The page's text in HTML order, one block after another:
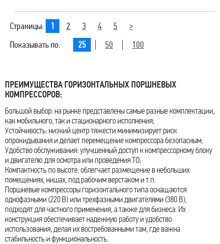
Страницы: 1 2 3 4 5
>
Показывать по:
25 50 100
ПРЕИМУЩЕСТВА ГОРИЗОНТАЛЬНЫХ ПОРШНЕВЫХ
КОМПРЕССОРОВ:
Большой выбор: на рынке представлены самые разные комплектации,
как мобильного, так и стационарного исполнения;
Устойчивость: низкий центр тяжести минимизирует риск
опрокидывания и делает перемещение компрессора безопасным;
Удобство обслуживания: улучшенный доступ к компрессорному блоку
и двигателю для осмотра или проведения ТО;
Компактность по высоте: облегчает размещение в небольших
помещениях, нишах, под рабочим верстаком и т.п.
Поршневые компрессоры горизонтального типа оснащаются
однофазными (220 В) или трехфазными двигателями (380 В),
подходят для частного применения, а также для бизнеса. Их
конструкция обеспечивает надежную работу и удобство
использования, делая их востребованными там, где важна
стабильность и функциональность.